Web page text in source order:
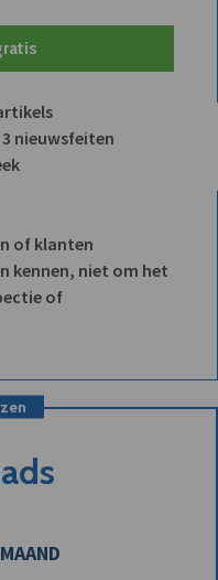
nieuwsfeiten
of klanten
kennen, niet om het
of